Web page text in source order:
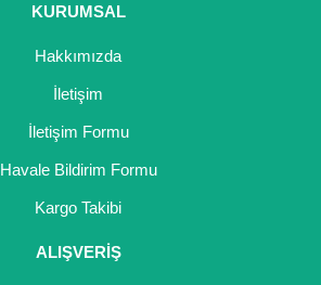
KURUMSAL
Hakkımızda
İletişim
İletişim Formu
Havale Bildirim Formu
Kargo Takibi
ALIŞVERİŞ